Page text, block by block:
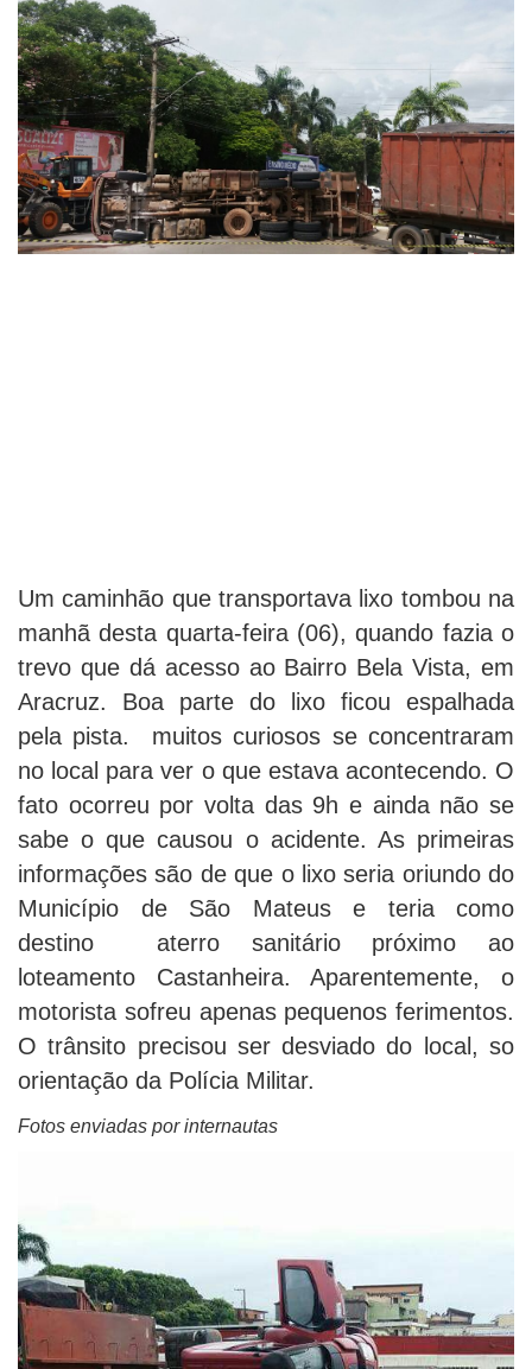
Um caminhão que transportava lixo tombou na
manhã desta quarta-feira (06), quando fazia o
trevo que dá acesso ao Bairro Bela Vista, em
Aracruz. Boa parte do lixo ficou espalhada
pela pista. muitos curiosos se concentraram
no local para ver o que estava acontecendo. O
fato ocorreu por volta das 9h e ainda não se
sabe o que causou o acidente. As primeiras
informações são de que o lixo seria oriundo do
Município de São Mateus e teria como
destino aterro sanitário próximo ao
loteamento Castanheira. Aparentemente, o
motorista sofreu apenas pequenos ferimentos.
O trânsito precisou ser desviado do local, so
orientação da Polícia Militar.
Fotos enviadas por internautas